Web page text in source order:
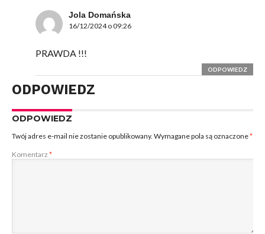
Jola Domańska
16/12/2024 o 09:26
PRAWDA !!!
ODPOWIEDZ
ODPOWIEDZ
ODPOWIEDZ
Twój adres e-mail nie zostanie opublikowany. Wymagane pola są oznaczone*
Komentarz *